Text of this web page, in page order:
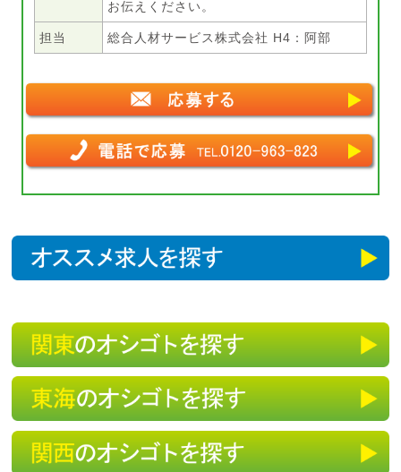
お伝えください。
担当 総合人材サービス株式会社 H4：阿部